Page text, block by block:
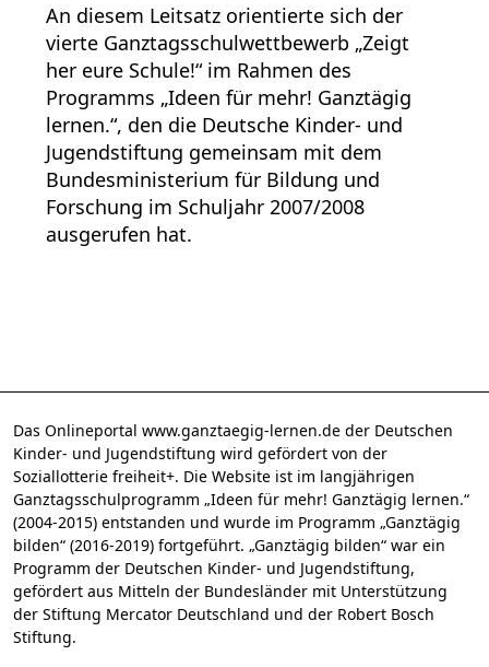
An diesem Leitsatz orientierte sich der
vierte Ganztagsschulwettbewerb „Zeigt
her eure Schule!“ im Rahmen des
Programms „Ideen für mehr! Ganztägig
lernen.“, den die Deutsche Kinder- und
Jugendstiftung gemeinsam mit dem
Bundesministerium für Bildung und
Forschung im Schuljahr 2007/2008
ausgerufen hat.
Das Onlineportal www.ganztaegig-lernen.de der Deutschen
Kinder- und Jugendstiftung wird gefördert von der
Soziallotterie freiheit+. Die Website ist im langjährigen
Ganztagsschulprogramm „Ideen für mehr! Ganztägig lernen.“
(2004-2015) entstanden und wurde im Programm „Ganztägig
bilden“ (2016-2019) fortgeführt. „Ganztägig bilden“ war ein
Programm der Deutschen Kinder- und Jugendstiftung,
gefördert aus Mitteln der Bundesländer mit Unterstützung
der Stiftung Mercator Deutschland und der Robert Bosch
Stiftung.